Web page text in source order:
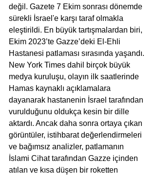
değil. Gazete 7 Ekim sonrası dönemde
sürekli İsrael'e karşı taraf olmakla
eleştirildi. En büyük tartışmalardan biri,
Ekim 2023’te Gazze’deki El-Ehli
Hastanesi patlaması sırasında yaşandı.
New York Times dahil birçok büyük
medya kuruluşu, olayın ilk saatlerinde
Hamas kaynaklı açıklamalara
dayanarak hastanenin İsrael tarafından
vurulduğunu oldukça kesin bir dille
aktardı. Ancak daha sonra ortaya çıkan
görüntüler, istihbarat değerlendirmeleri
ve bağımsız analizler, patlamanın
İslami Cihat tarafından Gazze içinden
atılan ve kısa düşen bir roketten